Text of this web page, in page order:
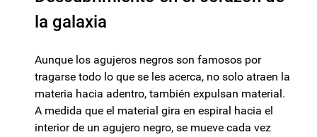
la galaxia
Aunque los agujeros negros son famosos por
tragarse todo lo que se les acerca, no solo atraen la
materia hacia adentro, también expulsan material.
A medida que el material gira en espiral hacia el
interior de un agujero negro, se mueve cada vez